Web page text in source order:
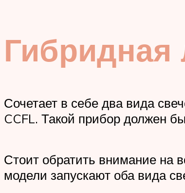
Сочетает в себе два вида
CCFL. Такой прибор должен
Стоит обратить внимание на
модели запускают оба вида